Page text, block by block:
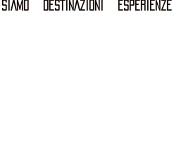
DESTINAZIONI ESPERIENZE